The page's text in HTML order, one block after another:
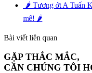
🌶️ Tương ớt A Tuấn
mê! 🌶️
Bài viết liên quan
GẶP THẮC MẮC,
CẦN CHÚNG TÔI